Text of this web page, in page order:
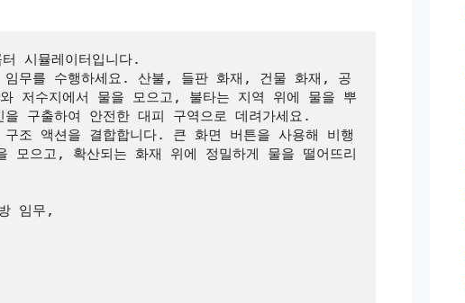
시뮬레이터입니다.
임무를 수행하세요. 산불, 들판 화재, 건물 화재, 공
저수지에서 물을 모으고, 불타는 지역 위에 물을 뿌
구출하여 안전한 대피 구역으로 데려가세요.
조 액션을 결합합니다. 큰 화면 버튼을 사용해 비행
으고, 확산되는 화재 위에 정밀하게 물을 떨어뜨리
임무,